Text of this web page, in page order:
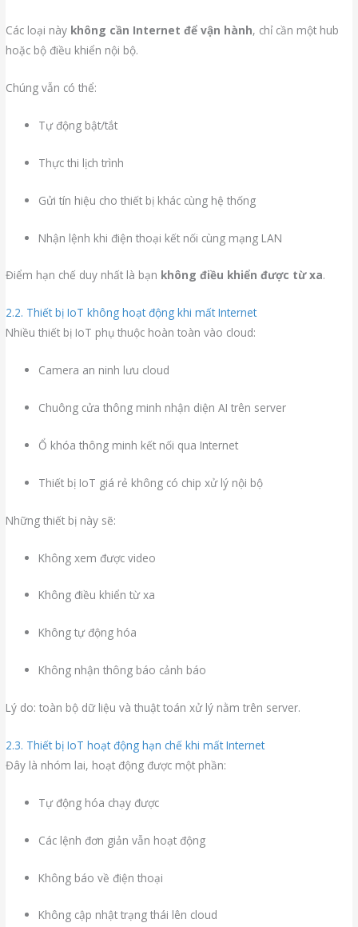
Các loại này không cần Internet để vận hành, chỉ cần một hub
hoặc bộ điều khiển nội bộ.
Chúng vẫn có thể:
Tự động bật/tắt
Thực thi lịch trình
Gửi tín hiệu cho thiết bị khác cùng hệ thống
Nhận lệnh khi điện thoại kết nối cùng mạng LAN
Điểm hạn chế duy nhất là bạn không điều khiển được từ xa.
2.2. Thiết bị IoT không hoạt động khi mất Internet
Nhiều thiết bị IoT phụ thuộc hoàn toàn vào cloud:
Camera an ninh lưu cloud
Chuông cửa thông minh nhận diện AI trên server
Ổ khóa thông minh kết nối qua Internet
Thiết bị IoT giá rẻ không có chip xử lý nội bộ
Những thiết bị này sẽ:
Không xem được video
Không điều khiển từ xa
Không tự động hóa
Không nhận thông báo cảnh báo
Lý do: toàn bộ dữ liệu và thuật toán xử lý nằm trên server.
2.3. Thiết bị IoT hoạt động hạn chế khi mất Internet
Đây là nhóm lai, hoạt động được một phần:
Tự động hóa chạy được
Các lệnh đơn giản vẫn hoạt động
Không báo về điện thoại
Không cập nhật trạng thái lên cloud